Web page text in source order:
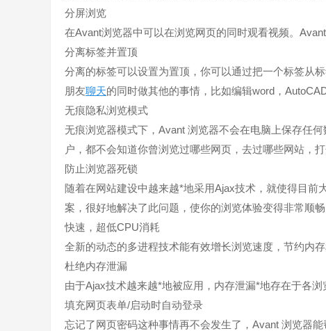
分屏浏览
在Avant浏览器中可以在浏览网页的同时观看视频。
分离标签并置顶
分离的标签可以设置为置顶，你可以通过把一个标签从
朋友聊天的同时做其他的事情，比如编辑word，AutoCAD
无痕隐私浏览模式
无痕浏览器模式下，Avant 浏览器不会在电脑上保存任
户，都不会知道你曾浏览过哪些网页，去过哪些网站，打
防止浏览器死锁
随着在网站建设中越来越*地采用Ajax技术，就使得目
案，很好地解决了此问题，使你的浏览体验变得非常顺畅
快速，超低CPU消耗
全新的动态的多进程技术能有效增长浏览速度，节约内
杜绝内存泄漏
由于Ajax技术越来越*地被应用，内存泄漏*地存在于各
填充网页表单/启动时自动登录
忘记了网页密码这种事情再不会发生了，Avant 浏览器